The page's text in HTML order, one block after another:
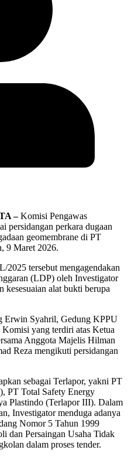
–Komisi Pengawas
persidangan perkara dugaan
geomembrane di PT
9 Maret 2026.
tersebut mengagendakan
(LDP) oleh Investigator
kesesuaian alat bukti berupa
Erwin Syahril, Gedung KPPU
yang terdiri atas Ketua
Anggota Majelis Hilman
Reza mengikuti persidangan
sebagai Terlapor, yakni PT
PT Total Safety Energy
Plastindo (Terlapor III). Dalam
Investigator menduga adanya
Nomor 5 Tahun 1999
dan Persaingan Usaha Tidak
dalam proses tender.